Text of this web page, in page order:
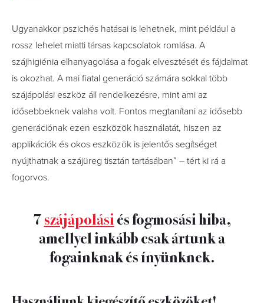
Ugyanakkor pszichés hatásai is lehetnek, mint például a
rossz lehelet miatti társas kapcsolatok romlása. A
szájhigiénia elhanyagolása a fogak elvesztését és fájdalmat
is okozhat. A mai fiatal generáció számára sokkal több
szájápolási eszköz áll rendelkezésre, mint ami az
idősebbeknek valaha volt. Fontos megtanítani az idősebb
generációnak ezen eszközök használatát, hiszen az
applikációk és okos eszközök is jelentős segítséget
nyújthatnak a szájüreg tisztán tartásában” – tért ki rá a
fogorvos.
7szájápolásiés fogmosási hiba,
amellyel inkább csak ártunk a
fogainknak és ínyünknek.